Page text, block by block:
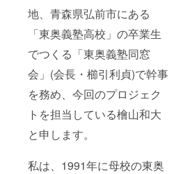
地、青森県弘前市にある
「東奥義塾高校」の卒業生
でつくる「東奥義塾同窓
会」(会長・櫛引利貞)で幹事
を務め、今回のプロジェク
トを担当している檜山和大
と申します。
私は、1991年に母校の東奥